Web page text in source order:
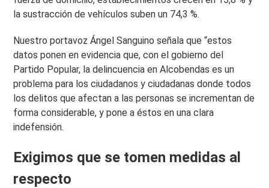
la sustracción de vehículos suben un 74,3 %.
Nuestro portavoz Ángel Sanguino señala que “estos
datos ponen en evidencia que, con el gobierno del
Partido Popular, la delincuencia en Alcobendas es un
problema para los ciudadanos y ciudadanas donde todos
los delitos que afectan a las personas se incrementan de
forma considerable, y pone a éstos en una clara
indefensión.
Exigimos que se tomen medidas al
respecto